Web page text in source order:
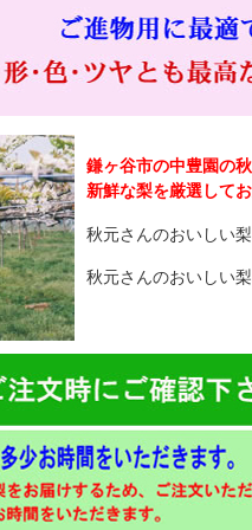
鎌ヶ谷市の中豊園の
新鮮な梨を厳選してお
秋元さんのおいしい
秋元さんのおいしい